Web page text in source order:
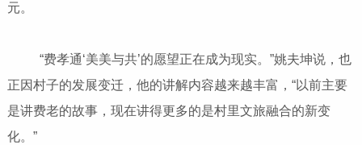
元。
“费孝通‘美美与共’的愿望正在成为现实。”姚夫坤说，也
正因村子的发展变迁，他的讲解内容越来越丰富，“以前主要
是讲费老的故事，现在讲得更多的是村里文旅融合的新变
化。”